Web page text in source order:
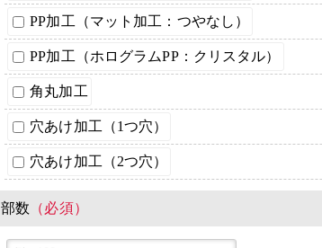
PP加工（マット加工：つやなし）
PP加工（ホログラムPP：クリスタル）
角丸加工
穴あけ加工（1つ穴）
穴あけ加工（2つ穴）
部数 （必須）